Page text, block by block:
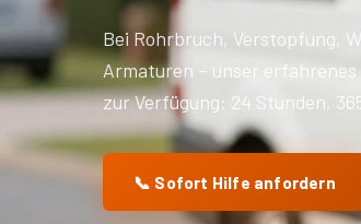
Bei Rohrbruch, Verstopfung,
Armaturen – unser
zur Verfügung: 24 Stunden,
📞 Sofort Hilfe anfordern